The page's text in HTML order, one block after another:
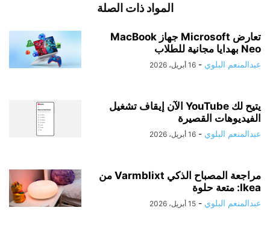
المواد ذات الصلة
تعارض Microsoft جهاز MacBook
Neo بهدايا مجانية للطلاب
عبدالمنعم البلوي - 16 أبريل، 2026
يتيح لك YouTube الآن إيقاف تشغيل
الفيديوهات القصيرة
عبدالمنعم البلوي - 16 أبريل، 2026
مراجعة المصباح الذكي Varmblixt من
Ikea: متعة حلوة
عبدالمنعم البلوي - 15 أبريل، 2026